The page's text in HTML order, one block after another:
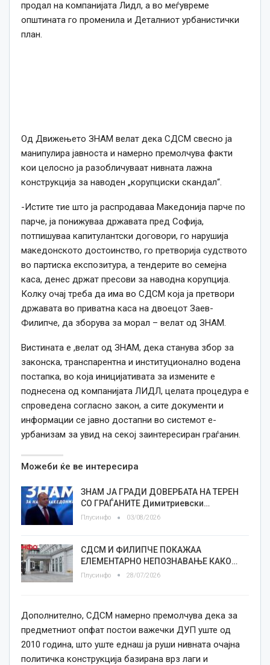
продал на компанијата Лидл, а во меѓувреме
општината го променила и Деталниот урбанистички
план.
Од Движењето ЗНАМ велат дека СДСМ свесно ја
манипулира јавноста и намерно премолчува факти
кои целосно ја разобличуваат нивната лажна
конструкција за наводен „корупциски скандал“.
-Истите тие што ја распродаваа Македонија парче по
парче, ја понижуваа државата пред Софија,
потпишуваа капитулантски договори, го нарушија
македонското достоинство, го претворија судството
во партиска експозитура, а тендерите во семејна
каса, денес држат пресови за наводна корупција.
Колку очај треба да има во СДСМ која ја претвори
државата во приватна каса на двоецот Заев-
Филипче, да зборува за морал – велат од ЗНАМ.
Вистината е ,велат од ЗНАМ, дека станува збор за
законска, транспарентна и институционално водена
постапка, во која иницијативата за измените е
поднесена од компанијата ЛИДЛ, целата процедура е
спроведена согласно закон, а сите документи и
информации се јавно достапни во системот е-
урбанизам за увид на секој заинтересиран граѓанин.
Можеби ќе ве интересира
ЗНАМ ЈА ГРАДИ ДОВЕРБАТА НА ТЕРЕН
СО ГРАЃАНИТЕ Димитриевски…
Плусинфо 03/08/2026
СДСМ И ФИЛИПЧЕ ПОКАЖАА
ЕЛЕМЕНТАРНО НЕПОЗНАВАЊЕ КАКО…
Плусинфо 28/07/2026
Дополнително, СДСМ намерно премолчува дека за
предметниот опфат постои важечки ДУП уште од
2010 година, што уште еднаш ја руши нивната очајна
политичка конструкција базирана врз лаги и